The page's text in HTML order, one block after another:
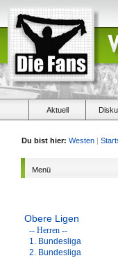
Aktuell
Du bist hier: Westen |
Menü
Obere Ligen
-- Herren --
1. Bundesliga
2. Bundesliga